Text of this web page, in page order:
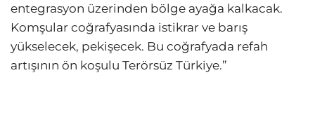
entegrasyon üzerinden bölge ayağa kalkacak.
Komşular coğrafyasında istikrar ve barış
yükselecek, pekişecek. Bu coğrafyada refah
artışının ön koşulu Terörsüz Türkiye.”